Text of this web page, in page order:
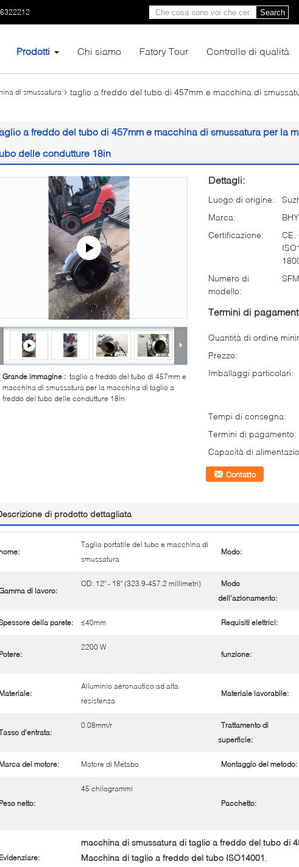
Search
Prodotti Chi siamo Fatory Tour Controllo di qualità
di smussatura taglio a freddo del tubo di 457mm e macchina di
a freddo del tubo di 457mm e macchina di smussatura per la
delle condutture 18in
Grande immagine : taglio a freddo del tubo di 457mm e
macchina di smussatura per la macchina di taglio a
freddo del tubo delle condutture 18in
Dettagli:
Luogo di origine:
Marca:
BHY
Certificazione:
CE,
Numero di
modello:
Termini di
Quantità di ordine
Prezzo:
Imballaggi particolari:
Tempi di consegna:
Termini di pagamento:
Capacità di
Contatto
di prodotto dettagliata
Taglio portatile del tubo e macchina di
smussatura
Modo:
di lavoro:
OD: 12" - 18" (323.9-457.2 millimetri)
Modo
dell'azionamento:
della parete: ≤40mm Requisiti elettrici:
2200 W
funzione:
Alluminio aeronautico ad alta
resistenza
Materiale lavorabile:
d'entrata:
0.08mm/r
Trattamento di
superficie:
del motore: Motore di Metabo Montaggio del metodo:
netto:
45 chilogrammi
Pacchetto:
macchina di smussatura di taglio a freddo del tubo di
Macchina di taglio a freddo del tubo ISO14001 ,